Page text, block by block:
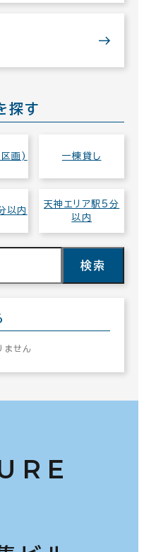
探す
画) 一棟貸し
以内
天神エリア駅5分
以内
検索
ません